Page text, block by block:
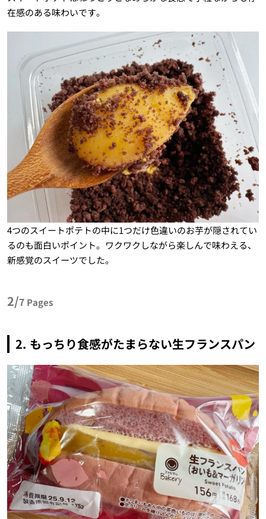
在感のある味わいです。
4つのスイートポテトの中に1つだけ色違いのお芋が隠されてい
るのも面白いポイント。ワクワクしながら楽しんで味わえる、
新感覚のスイーツでした。
2/7 Pages
2. もっちり食感がたまらない生フランスパン